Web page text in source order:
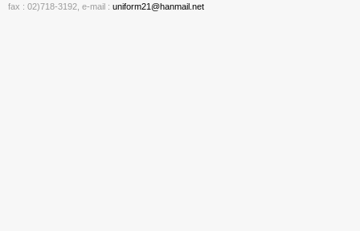
fax : 02)718-3192, e-mail : uniform21@hanmail.net